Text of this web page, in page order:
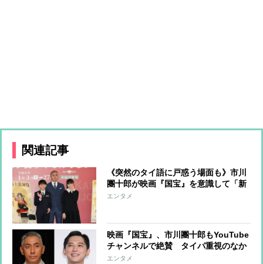
関連記事
《突然のタイ語に戸惑う場面も》市川
團十郎が映画『国宝』を意識して「新
春歌舞伎」の意気込み語る「いまなら
エンタメ
映画『国宝』、市川團十郎もYouTube
チャンネルで絶賛 タイパ重視のなか
で上映時間3時間、“時代逆行”ヒット
エンタメ